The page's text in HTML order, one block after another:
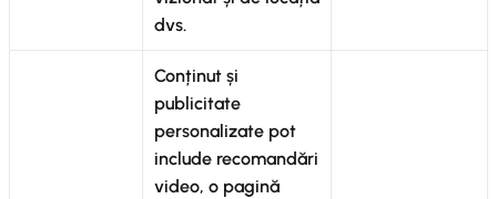
dvs.
Conținut și
publicitate
personalizate pot
include recomandări
video, o pagină